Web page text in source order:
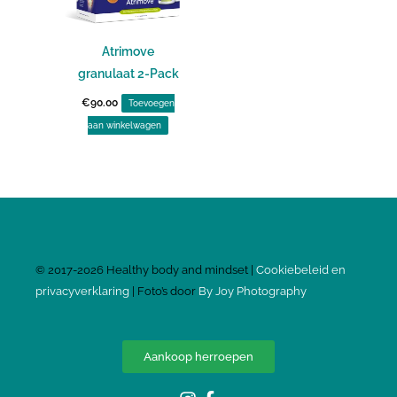
Atrimove
granulaat 2-Pack
€90.00 Toevoegen
aan winkelwagen
© 2017-2026 Healthy body and mindset | Cookiebeleid en
privacyverklaring
| Foto’s door By Joy Photography
Aankoop herroepen